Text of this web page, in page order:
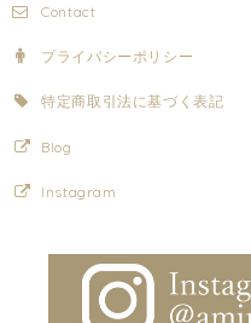
Contact
プライバシーポリシー
特定商取引法に基づく表記
Blog
Instagram